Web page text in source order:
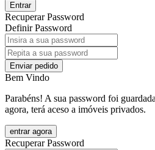
Entrar
Recuperar Password
Definir Password
Enviar pedido
Bem Vindo
Parabéns! A sua password foi
agora, terá aceso a imóveis privados.
entrar agora
Recuperar Password